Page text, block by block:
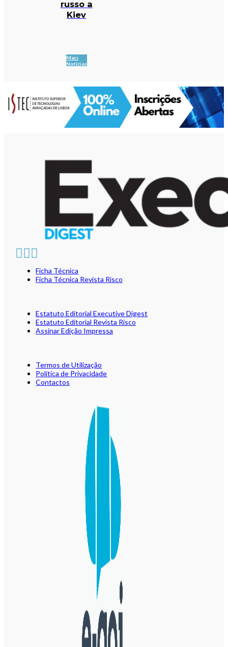
russo a
Kiev
Mais
Notícias
Ficha Técnica
Ficha Técnica Revista Risco
Estatuto Editorial Executive Digest
Estatuto Editorial Revista Risco
Assinar Edição Impressa
Termos de Utilização
Política de Privacidade
Contactos